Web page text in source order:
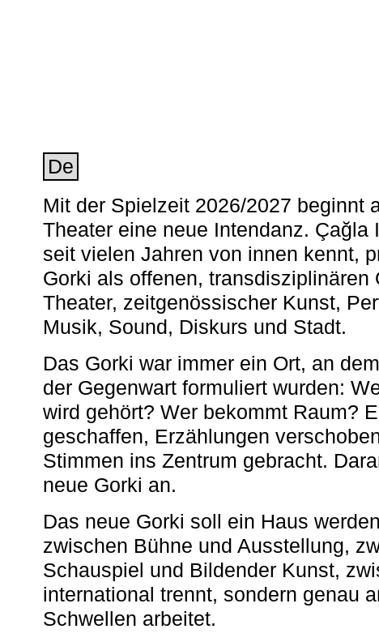
De
Mit der Spielzeit 2026/2027 beginnt
Theater eine neue Intendanz. Çağla
seit vielen Jahren von innen kennt,
Gorki als offenen, transdisziplinären
Theater, zeitgenössischer Kunst,
Musik, Sound, Diskurs und Stadt.
Das Gorki war immer ein Ort, an
der Gegenwart formuliert wurden:
wird gehört? Wer bekommt Raum?
geschaffen, Erzählungen
Stimmen ins Zentrum gebracht.
neue Gorki an.
Das neue Gorki soll ein Haus
zwischen Bühne und Ausstellung,
Schauspiel und Bildender Kunst,
international trennt, sondern genau
Schwellen arbeitet.